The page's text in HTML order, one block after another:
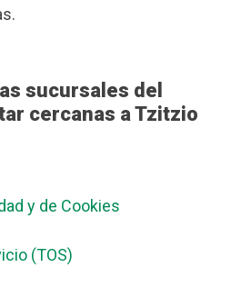
sucursales del
cercanas a Tzitzio
y de Cookies
(TOS)